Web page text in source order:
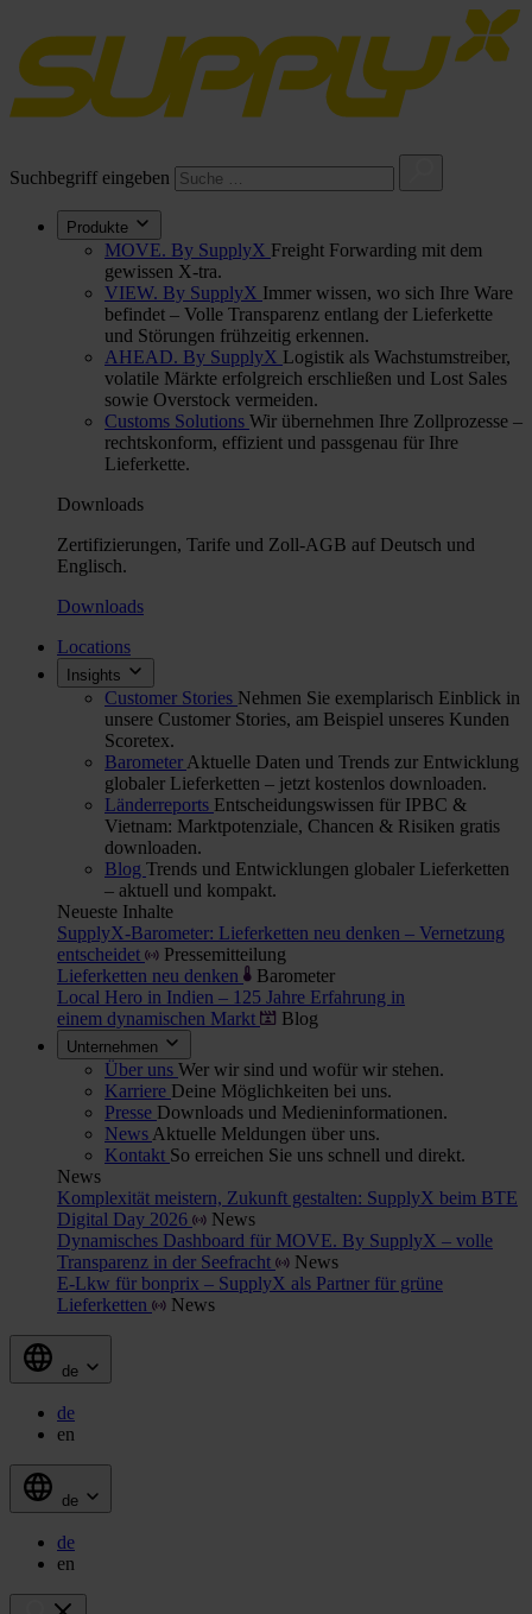
Suchbegriff eingeben
Produkte
MOVE. By SupplyX Freight Forwarding mit dem
gewissen X-tra.
VIEW. By SupplyX Immer wissen, wo sich Ihre Ware
befindet – Volle Transparenz entlang der Lieferkette
und Störungen frühzeitig erkennen.
AHEAD. By SupplyX Logistik als Wachstumstreiber,
volatile Märkte erfolgreich erschließen und Lost Sales
sowie Overstock vermeiden.
Customs Solutions Wir übernehmen Ihre Zollprozesse –
rechtskonform, effizient und passgenau für Ihre
Lieferkette.
Downloads
Zertifizierungen, Tarife und Zoll-AGB auf Deutsch und
Englisch.
Downloads
Locations
Insights
Customer Stories Nehmen Sie exemplarisch Einblick in
unsere Customer Stories, am Beispiel unseres Kunden
Scoretex.
Barometer Aktuelle Daten und Trends zur Entwicklung
globaler Lieferketten – jetzt kostenlos downloaden.
Länderreports Entscheidungswissen für IPBC &
Vietnam: Marktpotenziale, Chancen & Risiken gratis
downloaden.
Blog Trends und Entwicklungen globaler Lieferketten
– aktuell und kompakt.
Neueste Inhalte
SupplyX-Barometer: Lieferketten neu denken – Vernetzung
entscheidet
Pressemitteilung
Lieferketten neu denken
Barometer
Local Hero in Indien – 125 Jahre Erfahrung in
einem dynamischen Markt
Blog
Unternehmen
Über uns Wer wir sind und wofür wir stehen.
Karriere Deine Möglichkeiten bei uns.
Presse Downloads und Medieninformationen.
News Aktuelle Meldungen über uns.
Kontakt So erreichen Sie uns schnell und direkt.
News
Komplexität meistern, Zukunft gestalten: SupplyX beim BTE
Digital Day 2026
News
Dynamisches Dashboard für MOVE. By SupplyX – volle
Transparenz in der Seefracht
News
E-Lkw für bonprix – SupplyX als Partner für grüne
Lieferketten
News
de
de
en
de
de
en